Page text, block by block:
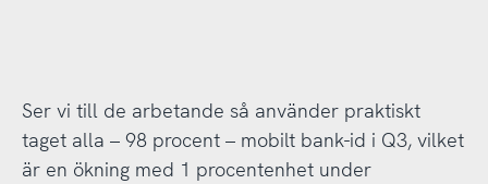
Ser vi till de arbetande så använder praktiskt
taget alla – 98 procent – mobilt bank-id i Q3, vilket
är en ökning med 1 procentenhet under